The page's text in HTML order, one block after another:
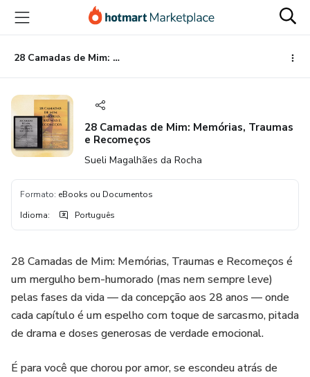
para
conteúdo
principal
para
pagamento
para
rodapé
28 Camadas de Mim: Memórias, Traumas e Recomeços
28 Camadas de Mim: Memórias, Traumas
e Recomeços
Sueli Magalhães da Rocha
Formato: eBooks ou Documentos
Idioma: Português
28 Camadas de Mim: Memórias, Traumas e Recomeços é
um mergulho bem-humorado (mas nem sempre leve)
pelas fases da vida — da concepção aos 28 anos — onde
cada capítulo é um espelho com toque de sarcasmo, pitada
de drama e doses generosas de verdade emocional.
É para você que chorou por amor, se escondeu atrás de